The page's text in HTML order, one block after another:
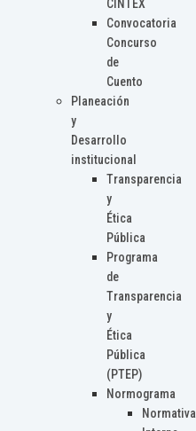
CINTEX
Convocatoria
Concurso
de
Cuento
Planeación
y
Desarrollo
institucional
Transparencia
y
Ética
Pública
Programa
de
Transparencia
y
Ética
Pública
(PTEP)
Normograma
Normativa